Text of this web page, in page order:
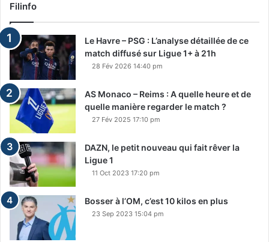
Filinfo
Le Havre – PSG : L’analyse détaillée de ce
match diffusé sur Ligue 1+ à 21h
28 Fév 2026 14:40 pm
AS Monaco – Reims : A quelle heure et de
quelle manière regarder le match ?
27 Fév 2025 17:10 pm
DAZN, le petit nouveau qui fait rêver la
Ligue 1
11 Oct 2023 17:20 pm
Bosser à l’OM, c’est 10 kilos en plus
23 Sep 2023 15:04 pm